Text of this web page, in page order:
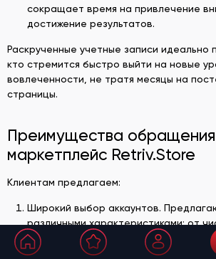
сокращает время на привлечение
достижение результатов.
Раскрученные учетные записи идеально
кто стремится быстро выйти на новые
вовлеченности, не тратя месяцы на
страницы.
Преимущества обращения
маркетплейс Retriv.Store
Клиентам предлагаем:
Широкий выбор аккаунтов.
различными характеристиками: от
высокоактивных. Купить
небольшой стоимости.